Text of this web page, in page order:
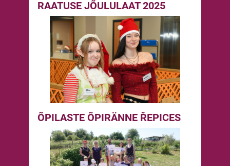
RAATUSE JÕULULAAT 2025
ÕPILASTE ÕPIRÄNNE ŘEPICES